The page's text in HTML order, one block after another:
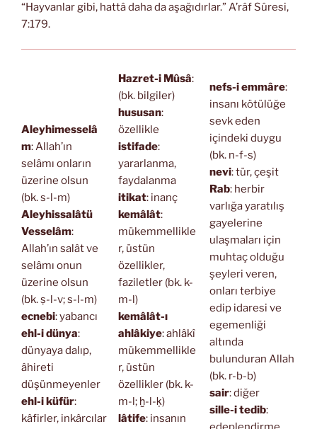
“Hayvanlar gibi, hattâ daha da aşağıdırlar.” A’râf Sûresi,
7:179.
Aleyhimesselâ
m: Allah’ın
selâmı onların
üzerine olsun
(bk. s-l-m)
Aleyhissalâtü
Vesselâm:
Allah’ın salât ve
selâmı onun
üzerine olsun
(bk. ṣ-l-v; s-l-m)
ecnebi: yabancı
ehl-i dünya:
dünyaya dalıp,
âhireti
düşünmeyenler
ehl-i küfür:
kâfirler, inkârcılar
Hazret-i Mûsâ:
(bk. bilgiler)
hususan:
özellikle
istifade:
yararlanma,
faydalanma
itikat: inanç
kemâlât:
mükemmellikle
r, üstün
özellikler,
faziletler (bk. k-
m-l)
kemâlât-ı
ahlâkiye: ahlâkî
mükemmellikle
r, üstün
özellikler (bk. k-
m-l; ḫ-l-ḳ)
lâtife: insanın
nefs-i emmâre:
insanı kötülüğe
sevk eden
içindeki duygu
(bk. n-f-s)
nevi: tür, çeşit
Rab: herbir
varlığa yaratılış
gayelerine
ulaşmaları için
muhtaç olduğu
şeyleri veren,
onları terbiye
edip idaresi ve
egemenliği
altında
bulunduran Allah
(bk. r-b-b)
sair: diğer
sille-i tedib: